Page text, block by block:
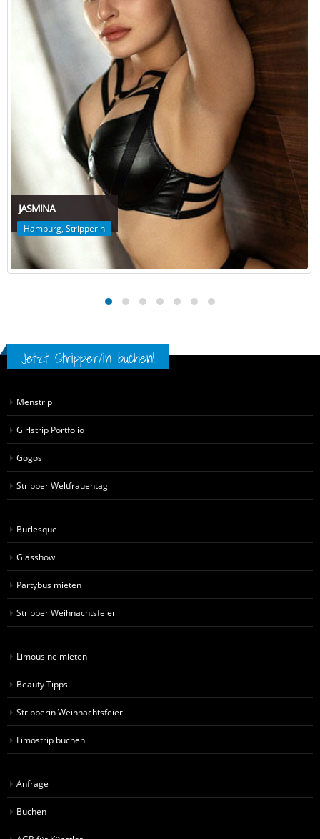
JASMINA
Hamburg, Stripperin
Jetzt Stripper/in buchen!
Menstrip
Girlstrip Portfolio
Gogos
Stripper Weltfrauentag
Burlesque
Glasshow
Partybus mieten
Stripper Weihnachtsfeier
Limousine mieten
Beauty Tipps
Stripperin Weihnachtsfeier
Limostrip buchen
Anfrage
Buchen